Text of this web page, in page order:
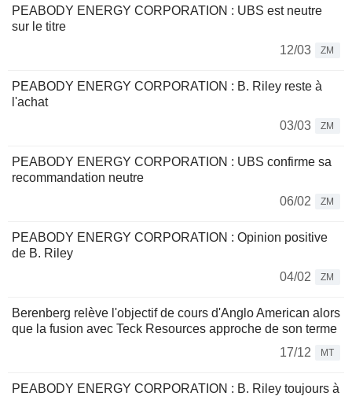
PEABODY ENERGY CORPORATION : UBS est neutre
sur le titre
12/03
ZM
PEABODY ENERGY CORPORATION : B. Riley reste à
l'achat
03/03
ZM
PEABODY ENERGY CORPORATION : UBS confirme sa
recommandation neutre
06/02
ZM
PEABODY ENERGY CORPORATION : Opinion positive
de B. Riley
04/02
ZM
Berenberg relève l'objectif de cours d'Anglo American alors
que la fusion avec Teck Resources approche de son terme
17/12
MT
PEABODY ENERGY CORPORATION : B. Riley toujours à